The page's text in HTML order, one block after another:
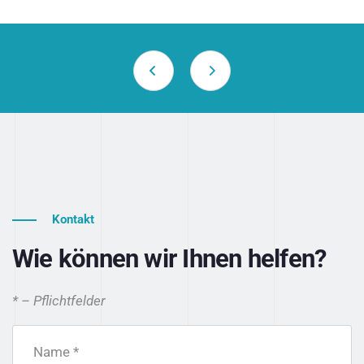
Kontakt
Wie können wir Ihnen helfen?
* – Pflichtfelder
Name *